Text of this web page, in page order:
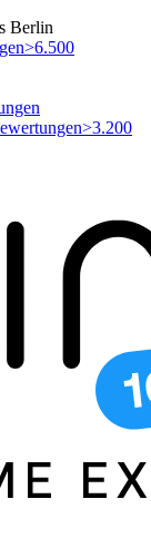
Berlin
>6.500
>3.200